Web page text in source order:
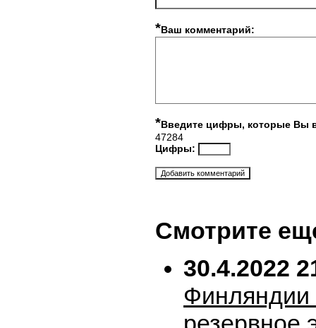
*Ваш комментарий:
*Введите цифры, которые Вы
47284
Цифры:
Смотрите
30.4.2022